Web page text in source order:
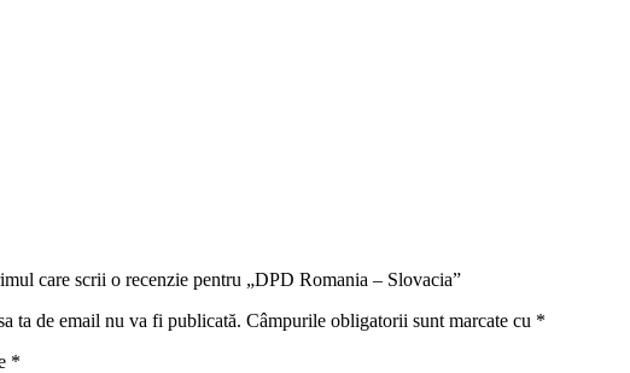
care scrii o recenzie pentru „DPD Romania – Slovacia”
ta de email nu va fi publicată. Câmpurile obligatorii sunt marcate cu *
*